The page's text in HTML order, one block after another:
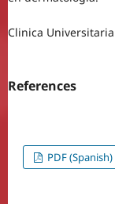
Clinica
References
PDF (Spanish)